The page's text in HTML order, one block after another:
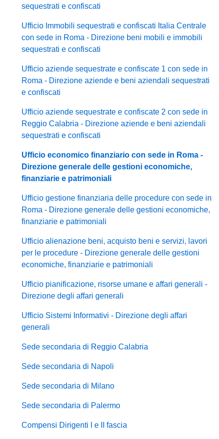
sequestrati e confiscati
Ufficio Immobili sequestrati e confiscati Italia Centrale
con sede in Roma - Direzione beni mobili e immobili
sequestrati e confiscati
Ufficio aziende sequestrate e confiscate 1 con sede in
Roma - Direzione aziende e beni aziendali sequestrati
e confiscati
Ufficio aziende sequestrate e confiscate 2 con sede in
Reggio Calabria - Direzione aziende e beni aziendali
sequestrati e confiscati
Ufficio economico finanziario con sede in Roma -
Direzione generale delle gestioni economiche,
finanziarie e patrimoniali
Ufficio gestione finanziaria delle procedure con sede in
Roma - Direzione generale delle gestioni economiche,
finanziarie e patrimoniali
Ufficio alienazione beni, acquisto beni e servizi, lavori
per le procedure - Direzione generale delle gestioni
economiche, finanziarie e patrimoniali
Ufficio pianificazione, risorse umane e affari generali -
Direzione degli affari generali
Ufficio Sistemi Informativi - Direzione degli affari
generali
Sede secondaria di Reggio Calabria
Sede secondaria di Napoli
Sede secondaria di Milano
Sede secondaria di Palermo
Compensi Dirigenti I e II fascia